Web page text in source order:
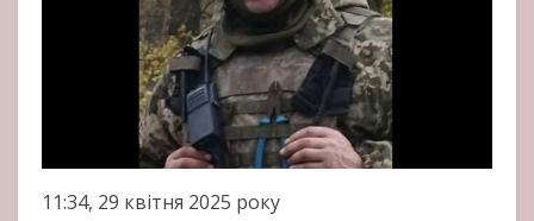
11:34, 29 квітня 2025 року